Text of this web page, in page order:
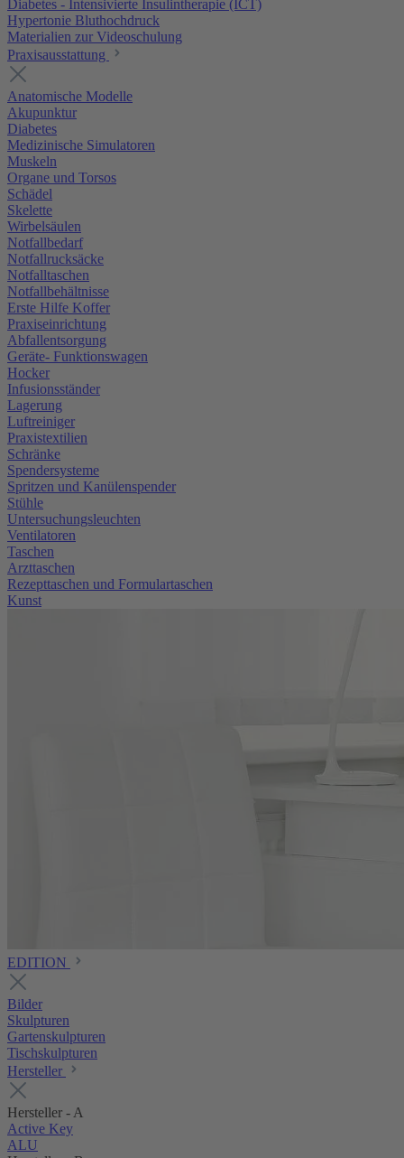
Diabetes - Intensivierte Insulintherapie (ICT)
Hypertonie Bluthochdruck
Materialien zur Videoschulung
Praxisausstattung
Anatomische Modelle
Akupunktur
Diabetes
Medizinische Simulatoren
Muskeln
Organe und Torsos
Schädel
Skelette
Wirbelsäulen
Notfallbedarf
Notfallrucksäcke
Notfalltaschen
Notfallbehältnisse
Erste Hilfe Koffer
Praxiseinrichtung
Abfallentsorgung
Geräte- Funktionswagen
Hocker
Infusionsständer
Lagerung
Luftreiniger
Praxistextilien
Schränke
Spendersysteme
Spritzen und Kanülenspender
Stühle
Untersuchungsleuchten
Ventilatoren
Taschen
Arzttaschen
Rezepttaschen und Formulartaschen
Kunst
EDITION
Bilder
Skulpturen
Gartenskulpturen
Tischskulpturen
Hersteller
Hersteller - A
Active Key
ALU